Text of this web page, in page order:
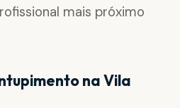
mais próximo
na Vila